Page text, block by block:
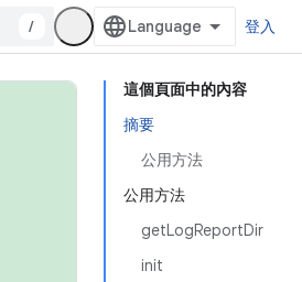
/ 登入
這個頁面中的內容
摘要
公用方法
公用方法
getLogReportDir
init